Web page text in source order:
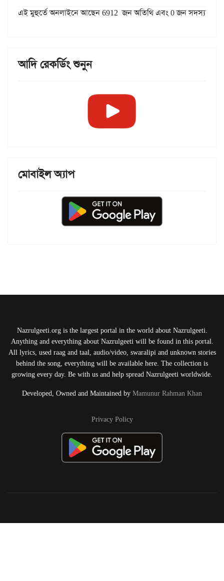
এই মুহুর্তে অনলাইনে আছেন 6912 জন অতিথি এবং 0 জন সদস্য
আদি রেকর্ডিং শুনুন
মোবাইল অ্যাপ
Nazrulgeeti.org is the largest portal in the world about Nazrulgeeti.
Anything and everything about Nazrulgeeti will be found in this portal.
All lyrics, used raag and taal, audio/video, swaralipi and unknown stories
behind the song, everything will be available here. The collection is
growing every day. Be with us and help spread Nazrulgeeti worldwide.
Developed, Owned and Maintained by Mamunur Rahman Khan
Privacy Policy